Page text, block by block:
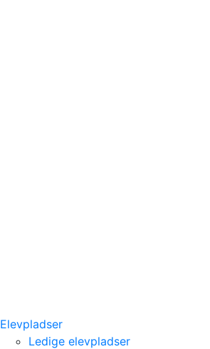
Elevpladser
Ledige elevpladser